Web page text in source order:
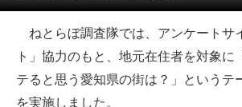
注目記事を集めた総合ページ
ITの今と未来を見通す
スマホと通信の最新トレンド
ねとらぼ調査隊では、アンケートサ
ト」協力のもと、地元在住者を対象に
テると思う愛知県の街は？」というテ
を実施しました。